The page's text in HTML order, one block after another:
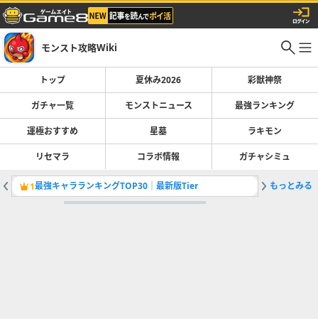
モンスト攻略Wiki
トップ 夏休み2026 彩獣神祭
ガチャ一覧 モンストニュース 最強ランキング
運極おすすめ 星墓 ラキモン
リセマラ コラボ情報 ガチャシミュ
1最強キャラランキングTOP30｜最新版Tier 2カーミ
もっとみる